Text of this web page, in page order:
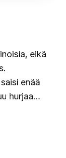
eikä
enää
hurjaa
ovat
pitää